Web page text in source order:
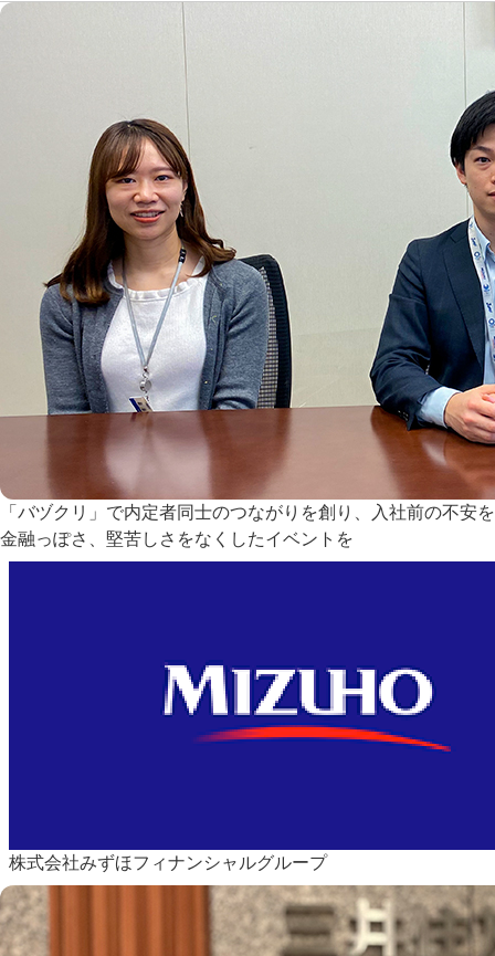
「バヅクリ」で内定者同士のつながりを創り、入社前の不安
金融っぽさ、堅苦しさをなくしたイベントを
株式会社みずほフィナンシャルグループ